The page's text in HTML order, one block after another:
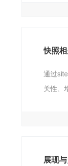
快照
通过
关性、
展现